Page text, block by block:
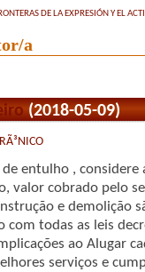
DE LA EXPRESIÓN Y EL
a
(2018-05-09)
entulho , considere
valor cobrado pelo
e demolição
com todas as leis
ao Alugar
serviços e